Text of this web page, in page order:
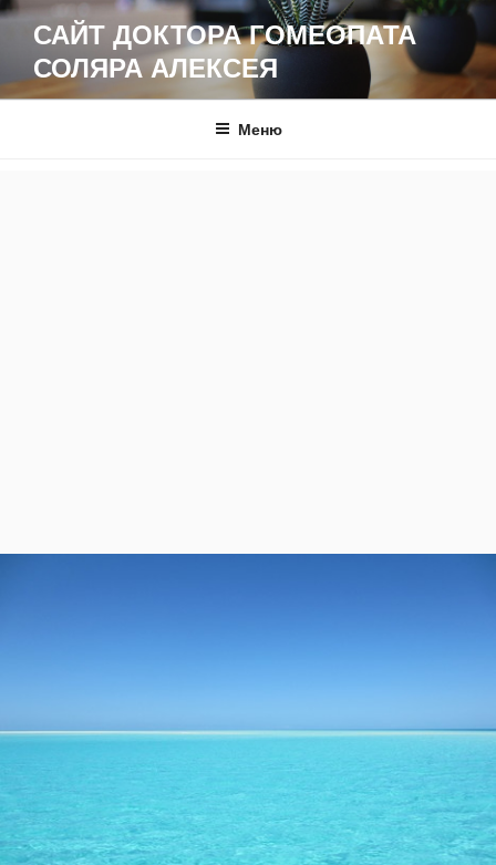
Перейти
содержимому
САЙТ ДОКТОРА ГОМЕОПАТА
СОЛЯРА АЛЕКСЕЯ
Меню